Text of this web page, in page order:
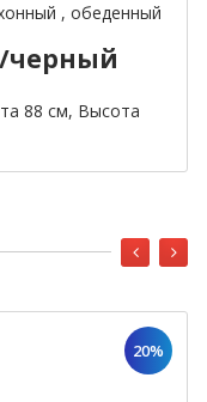
, обеденный
черный
88 см, Высота
20%